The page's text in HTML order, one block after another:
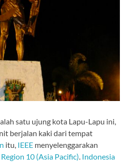
satu ujung kota Lapu-Lapu ini,
berjalan kaki dari tempat
itu, IEEE menyelenggarakan
Region 10 (Asia Pacific). Indonesia